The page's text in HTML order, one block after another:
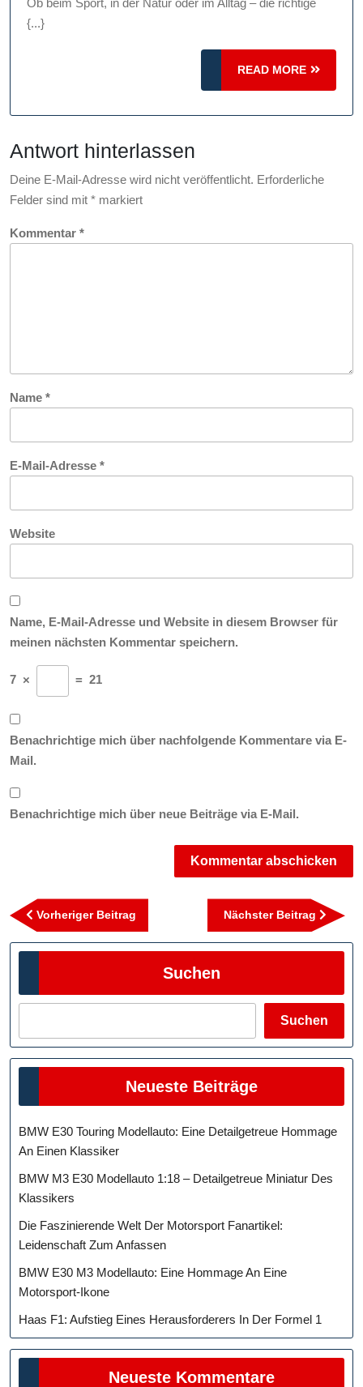
Ausrüstung
für
Ihren
Erfolg
Ob beim Sport, in der Natur oder im Alltag – die richtige
{...}
READ MORE
READ
MORE
Antwort hinterlassen
Deine E-Mail-Adresse wird nicht veröffentlicht. Erforderliche
Felder sind mit * markiert
Kommentar *
Name *
E-Mail-Adresse *
Website
Name, E-Mail-Adresse und Website in diesem Browser für
meinen nächsten Kommentar speichern.
7 × = 21
Benachrichtige mich über nachfolgende Kommentare via E-
Mail.
Benachrichtige mich über neue Beiträge via E-Mail.
Beitragsnavigation
Vorheriger Beitrag
Beitrag
Nächster Beitrag
Suchen
Suchen
Neueste Beiträge
BMW E30 Touring Modellauto: Eine Detailgetreue Hommage
An Einen Klassiker
BMW M3 E30 Modellauto 1:18 – Detailgetreue Miniatur Des
Klassikers
Die Faszinierende Welt Der Motorsport Fanartikel:
Leidenschaft Zum Anfassen
BMW E30 M3 Modellauto: Eine Hommage An Eine
Motorsport-Ikone
Haas F1: Aufstieg Eines Herausforderers In Der Formel 1
Neueste Kommentare